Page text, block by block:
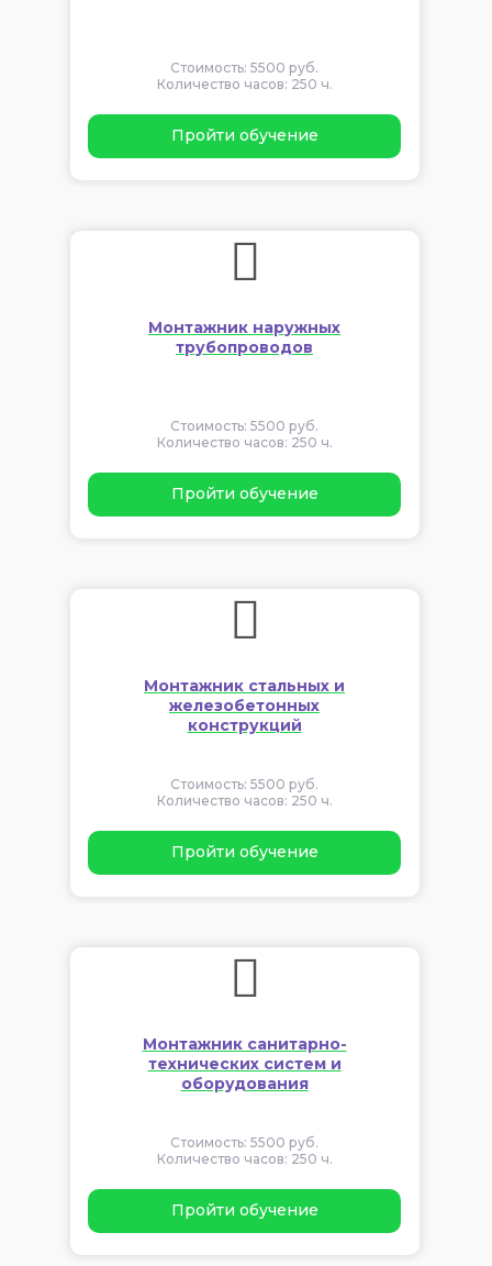
Стоимость: 5500 руб.
Количество часов: 250 ч.
Пройти обучение
Монтажник наружных
трубопроводов
Стоимость: 5500 руб.
Количество часов: 250 ч.
Пройти обучение
Монтажник стальных и
железобетонных
конструкций
Стоимость: 5500 руб.
Количество часов: 250 ч.
Пройти обучение
Монтажник санитарно-
технических систем и
оборудования
Стоимость: 5500 руб.
Количество часов: 250 ч.
Пройти обучение